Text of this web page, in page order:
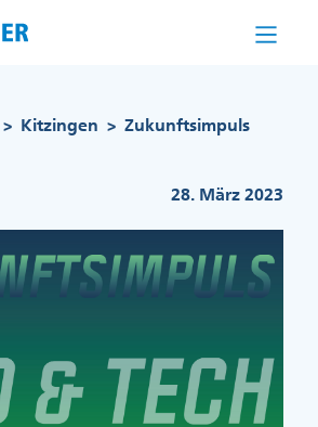
> Kitzingen > Zukunftsimpuls
28. März 2023